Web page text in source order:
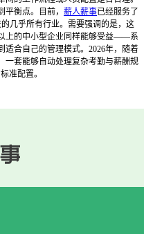
衡点。目前， 薪人薪事已经服务了
几乎所有行业。需要强调的是，这
上的中小型企业同样能够受益——系
合自己的管理模式。2026年，随着
一套能够自动处理复杂考勤与薪酬规
准配置。